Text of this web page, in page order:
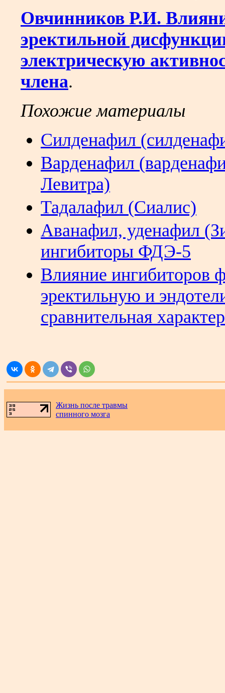
Овчинников Р.И.
эректильной
электрическую
члена.
Похожие материалы
Силденафил
Варденафил
Левитра)
Тадалафил (Сиалис)
Аванафил, уденафил
ингибиторы ФДЭ-5
Влияние ингибиторов
эректильную и
сравнительная
Жизнь после травмы
спинного мозга